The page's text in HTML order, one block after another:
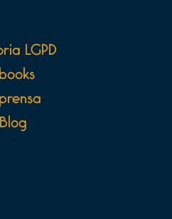
LGPD
Blog